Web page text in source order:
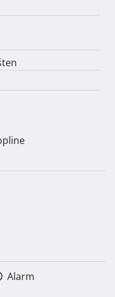
Alarm